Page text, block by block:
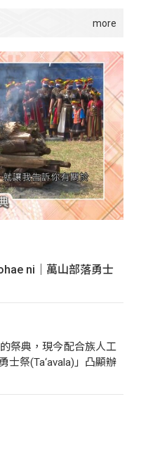
ni｜萬山部落勇士
祭典，現今配合族人工
士祭(Ta‘avala)」凸顯辦